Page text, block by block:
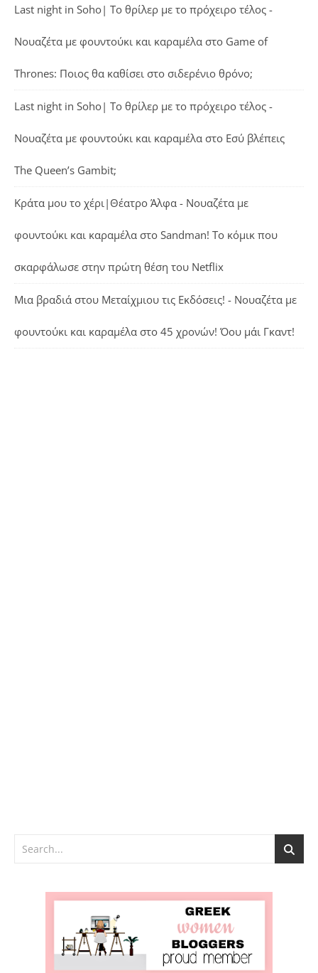
Last night in Soho| Το θρίλερ με το πρόχειρο τέλος -
Νουαζέτα με φουντούκι και καραμέλα στο Game of
Thrones: Ποιος θα καθίσει στο σιδερένιο θρόνο;
Last night in Soho| Το θρίλερ με το πρόχειρο τέλος -
Νουαζέτα με φουντούκι και καραμέλα στο Εσύ βλέπεις
The Queen’s Gambit;
Κράτα μου το χέρι|Θέατρο Άλφα - Νουαζέτα με
φουντούκι και καραμέλα στο Sandman! Το κόμικ που
σκαρφάλωσε στην πρώτη θέση του Netflix
Μια βραδιά στου Μεταίχμιου τις Εκδόσεις! - Νουαζέτα με
φουντούκι και καραμέλα στο 45 χρονών! Όου μάι Γκαντ!